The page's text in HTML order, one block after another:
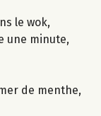
le wok,
une minute,
de menthe,